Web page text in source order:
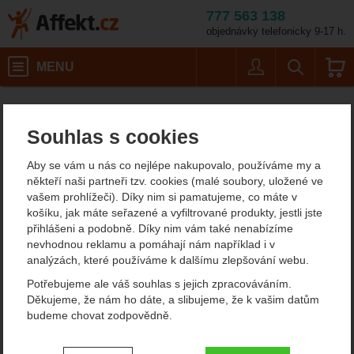
Souhlas s cookies
Aby se vám u nás co nejlépe nakupovalo, používáme my a
někteří naši partneři tzv. cookies (malé soubory, uložené ve
vašem prohlížeči). Díky nim si pamatujeme, co máte v
košíku, jak máte seřazené a vyfiltrované produkty, jestli jste
přihlášeni a podobně. Díky nim vám také nenabízíme
nevhodnou reklamu a pomáhají nám například i v
analýzách, které používáme k dalšímu zlepšování webu.
Potřebujeme ale váš souhlas s jejich zpracováváním.
Děkujeme, že nám ho dáte, a slibujeme, že k vašim datům
budeme chovat zodpovědně.
Nastavení souhlasů s kategoriemi
777 563 138
objednávky telefonicky 9-17 h.
MENU
Therm-A-Rest
Therm-A-Rest Women´s
ProLite Plus
Fotografie